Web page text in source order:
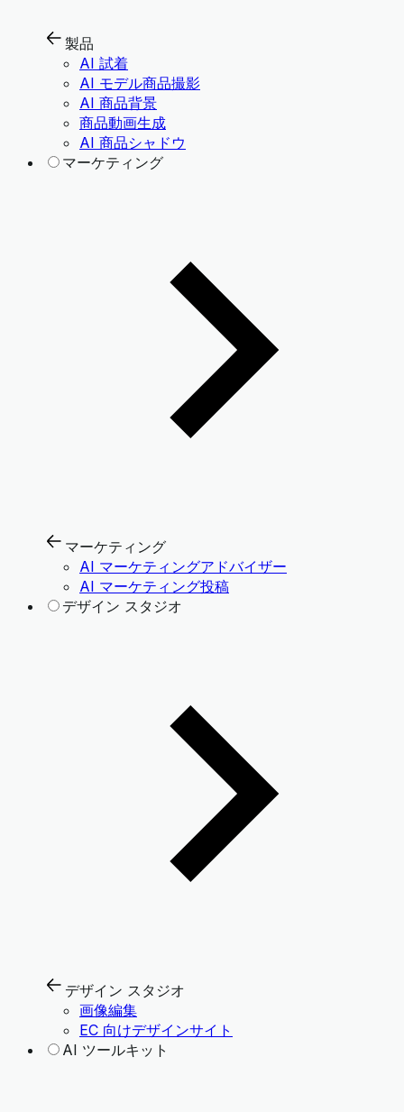
製品
AI 試着
AI モデル商品撮影
AI 商品背景
商品動画生成
AI 商品シャドウ
マーケティング
マーケティング
AI マーケティングアドバイザー
AI マーケティング投稿
デザイン スタジオ
デザイン スタジオ
画像編集
EC 向けデザインサイト
AI ツールキット